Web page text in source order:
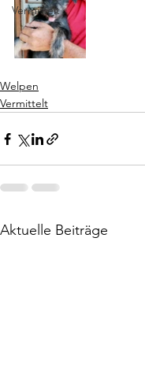
Vermittelt
Welpen
Vermittelt
Aktuelle Beiträge